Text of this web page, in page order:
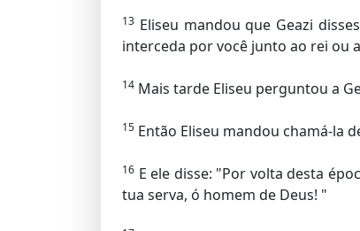
13 Eliseu mandou que Geazi
interceda por você junto ao rei ou
14 Mais tarde Eliseu perguntou a
15 Então Eliseu mandou chamá-la
16 E ele disse: "Por volta desta
tua serva, ó homem de Deus! "